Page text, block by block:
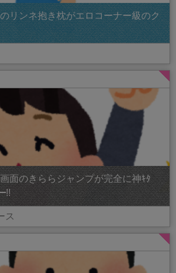
リンネ抱き枕がエロコーナー級のク
面のきららジャンプが完全に神ｷﾀ
ス